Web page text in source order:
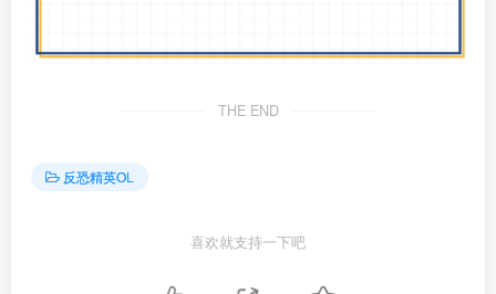
THE END
反恐精英OL
喜欢就支持一下吧